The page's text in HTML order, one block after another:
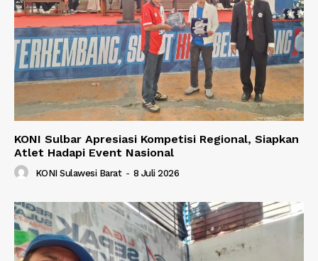
KONI Sulbar Apresiasi Kompetisi Regional, Siapkan
Atlet Hadapi Event Nasional
KONI Sulawesi Barat - 8 Juli 2026